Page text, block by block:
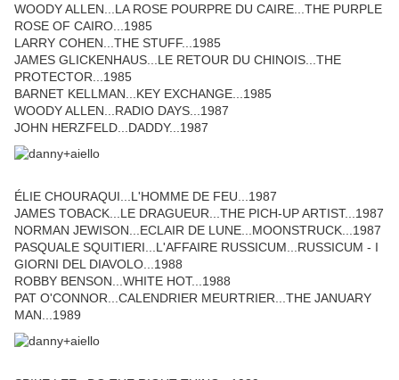
WOODY ALLEN...LA ROSE POURPRE DU CAIRE...THE PURPLE
ROSE OF CAIRO...1985
LARRY COHEN...THE STUFF...1985
JAMES GLICKENHAUS...LE RETOUR DU CHINOIS...THE
PROTECTOR...1985
BARNET KELLMAN...KEY EXCHANGE...1985
WOODY ALLEN...RADIO DAYS...1987
JOHN HERZFELD...DADDY...1987
ÉLIE CHOURAQUI...L'HOMME DE FEU...1987
JAMES TOBACK...LE DRAGUEUR...THE PICH-UP ARTIST...1987
NORMAN JEWISON...ECLAIR DE LUNE...MOONSTRUCK...1987
PASQUALE SQUITIERI...L'AFFAIRE RUSSICUM...RUSSICUM - I
GIORNI DEL DIAVOLO...1988
ROBBY BENSON...WHITE HOT...1988
PAT O'CONNOR...CALENDRIER MEURTRIER...THE JANUARY
MAN...1989